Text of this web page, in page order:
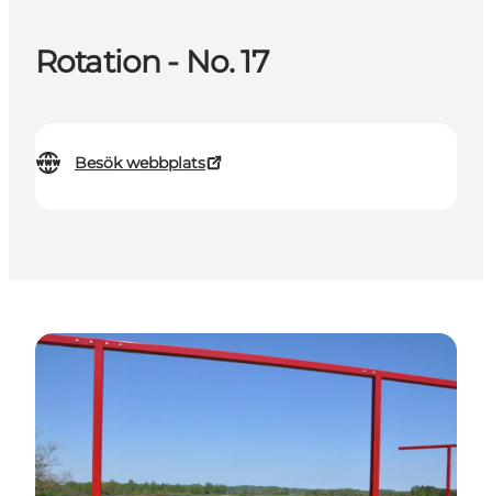
Rotation - No. 17
Besök webbplats